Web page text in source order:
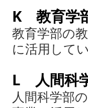
K 教育学
教育学部の
に活用して
L 人間科
人間科学部